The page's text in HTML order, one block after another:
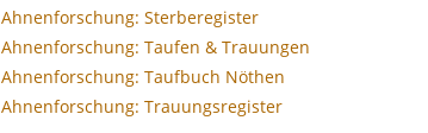
Ahnenforschung: Sterberegister
Ahnenforschung: Taufen & Trauungen
Ahnenforschung: Taufbuch Nöthen
Ahnenforschung: Trauungsregister